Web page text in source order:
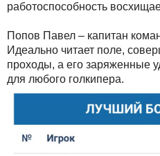
работоспособность
Попов Павел – капитан
Идеально читает поле,
проходы, а его заряженные
для любого голкипера.